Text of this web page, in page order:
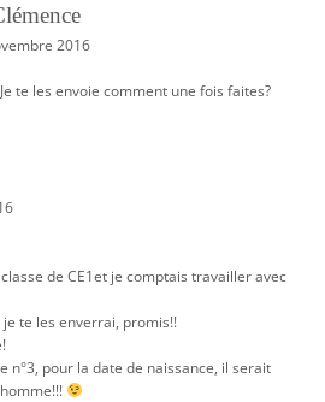
2016
te les envoie comment une fois faites?
de CE1et je comptais travailler avec
te les enverrai, promis!!
n°3, pour la date de naissance, il serait